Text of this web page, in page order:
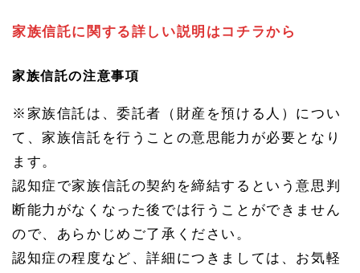
家族信託に関する詳しい説明はコチラから
家族信託の注意事項
※家族信託は、委託者（財産を預ける人）につい
て、家族信託を行うことの意思能力が必要となり
ます。
認知症で家族信託の契約を締結するという意思判
断能力がなくなった後では行うことができません
ので、あらかじめご了承ください。
認知症の程度など、詳細につきましては、お気軽